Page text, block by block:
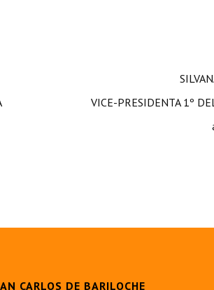
SILVANA
VICE-PRESIDENTA 1º DEL
CARLOS DE BARILOCHE